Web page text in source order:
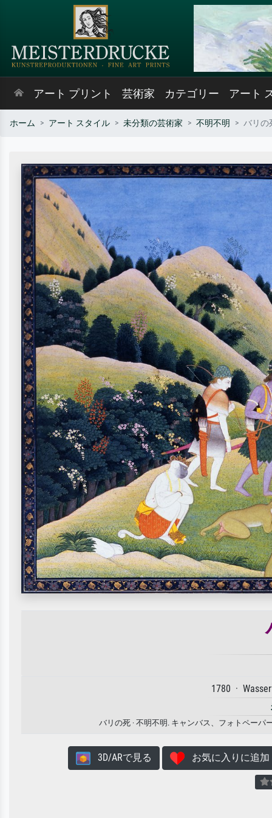
アート プリント 芸術家 カテゴリー アート
ホーム アート スタイル 未分類の芸術家 不明不明 バリの
1780 ·
バリの死 · 不明不明. キャンバス、フォトペー
3D/ARで見る お気に入りに追加